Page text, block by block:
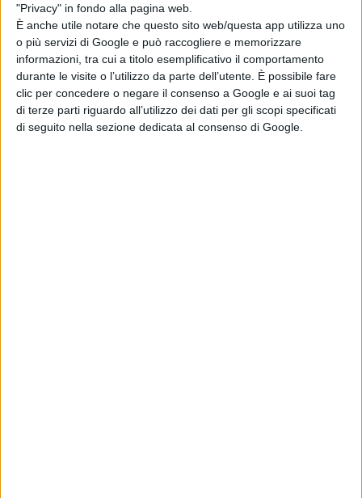
"Privacy" in fondo alla pagina web.
È anche utile notare che questo sito web/questa app utilizza uno
o più servizi di Google e può raccogliere e memorizzare
informazioni, tra cui a titolo esemplificativo il comportamento
durante le visite o l’utilizzo da parte dell’utente. È possibile fare
clic per concedere o negare il consenso a Google e ai suoi tag
di terze parti riguardo all’utilizzo dei dati per gli scopi specificati
di seguito nella sezione dedicata al consenso di Google.
"Occhio alle truffe vuole essere un valido aiuto
per tutti coloro che sono soli e spesso si trovano
in situazioni scomode", ha precisato la
presidente regionale dell'Ada, Eleonora Pensa, "i
dati ci dicono che gli anziani truffati sono sempre